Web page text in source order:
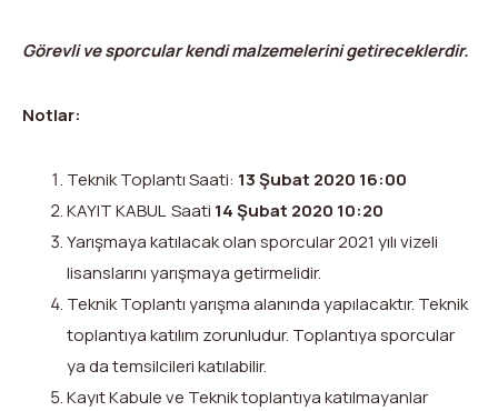
Görevli ve sporcular kendi malzemelerini getireceklerdir.
Notlar:
Teknik Toplantı Saati: 13 Şubat 2020 16:00
KAYIT KABUL Saati 14 Şubat 2020 10:20
Yarışmaya katılacak olan sporcular 2021 yılı vizeli
lisanslarını yarışmaya getirmelidir.
Teknik Toplantı yarışma alanında yapılacaktır. Teknik
toplantıya katılım zorunludur. Toplantıya sporcular
ya da temsilcileri katılabilir.
Kayıt Kabule ve Teknik toplantıya katılmayanlar